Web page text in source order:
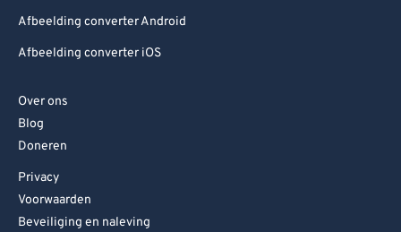
Afbeelding converter Android
Afbeelding converter iOS
Over ons
Blog
Doneren
Privacy
Voorwaarden
Beveiliging en naleving